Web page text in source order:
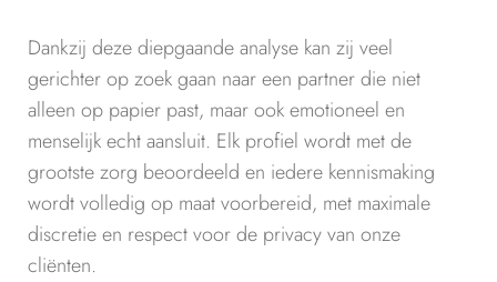
Dankzij deze diepgaande analyse kan zij veel
gerichter op zoek gaan naar een partner die niet
alleen op papier past, maar ook emotioneel en
menselijk echt aansluit. Elk profiel wordt met de
grootste zorg beoordeeld en iedere kennismaking
wordt volledig op maat voorbereid, met maximale
discretie en respect voor de privacy van onze
cliënten.